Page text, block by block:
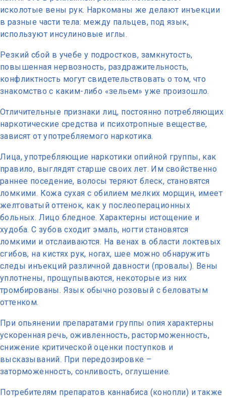
исколотые вены рук. Наркоманы же делают инъекции
в разные части тела: между пальцев, под язык,
используют инсулиновые иглы.
Резкий сбой в учебе у подростков, замкнутость,
повышенная нервозность, раздражительность,
конфликтность могут свидетельствовать о том, что
знакомство с каким-либо «зельем» уже произошло.
Отличительные признаки лиц, постоянно потребляющих
наркотические средства и психотропные веществе,
зависят от употребляемого наркотика.
Лица, употребляющие наркотики опийной группы, как
правило, выглядят старше своих лет. Им свойственно
раннее поседение, волосы теряют блеск, становятся
ломкими. Кожа сухая с обилием мелких морщин, имеет
желтоватый оттенок, как у послеоперационных
больных. Лицо бледное. Характерны истощение и
худоба. С зубов сходит эмаль, ногти становятся
ломкими и отслаиваются. На венах в области локтевых
сгибов, на кистях рук, ногах, шее можно обнаружить
следы инъекций различной давности (провалы). Вены
уплотнены, прощупываются, некоторые из них
тромбированы. Язык обычно розовый с беловатым
оттенком.
При опьянении препаратами группы опия характерны
ускоренная речь, оживленность, расторможенность,
снижение критической оценки поступков и
высказываний. При передозировке –
заторможенность, сонливость, оглушение.
Потребителям препаратов каннабиса (конопли) и также